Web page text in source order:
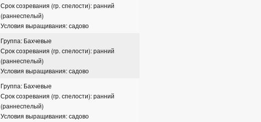
Срок созревания (гр. спелости): ранний
(раннеспелый)
Условия выращивания: садово
Группа: Бахчевые
Срок созревания (гр. спелости): ранний
(раннеспелый)
Условия выращивания: садово
Группа: Бахчевые
Срок созревания (гр. спелости): ранний
(раннеспелый)
Условия выращивания: садово